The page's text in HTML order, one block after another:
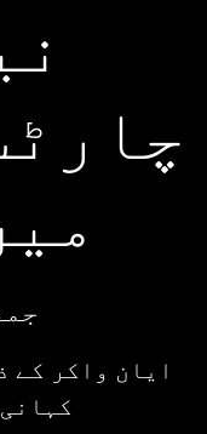
ایان واکر کے
کہانی